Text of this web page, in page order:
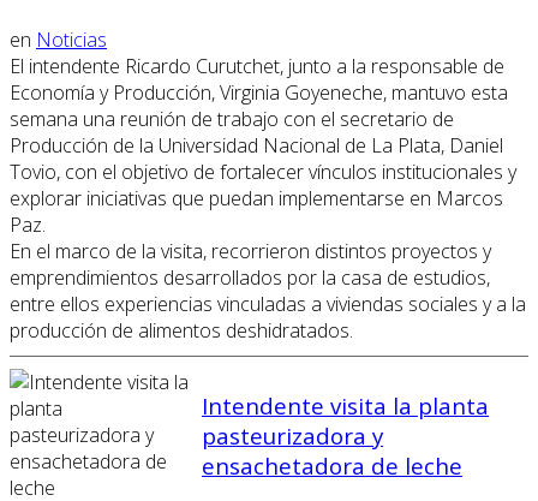
en Noticias
El intendente Ricardo Curutchet, junto a la responsable de
Economía y Producción, Virginia Goyeneche, mantuvo esta
semana una reunión de trabajo con el secretario de
Producción de la Universidad Nacional de La Plata, Daniel
Tovio, con el objetivo de fortalecer vínculos institucionales y
explorar iniciativas que puedan implementarse en Marcos
Paz.
En el marco de la visita, recorrieron distintos proyectos y
emprendimientos desarrollados por la casa de estudios,
entre ellos experiencias vinculadas a viviendas sociales y a la
producción de alimentos deshidratados.
Intendente visita la planta
pasteurizadora y
ensachetadora de leche